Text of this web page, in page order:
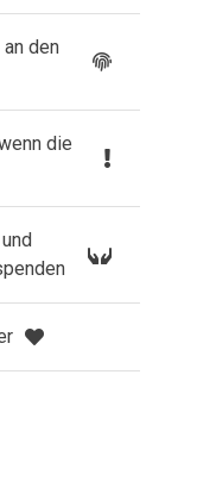
den
die